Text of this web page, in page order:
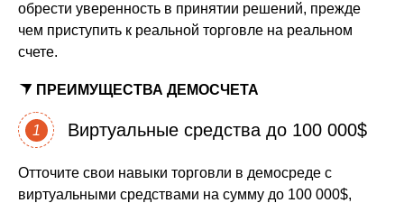
обрести уверенность в принятии решений, прежде
чем приступить к реальной торговле на реальном
счете.
ПРЕИМУЩЕСТВА ДЕМОСЧЕТА
1 Виртуальные средства до 100 000$
Отточите свои навыки торговли в демосреде с
виртуальными средствами на сумму до 100 000$,